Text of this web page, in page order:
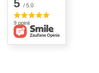
5 / 5.0
9 opinii